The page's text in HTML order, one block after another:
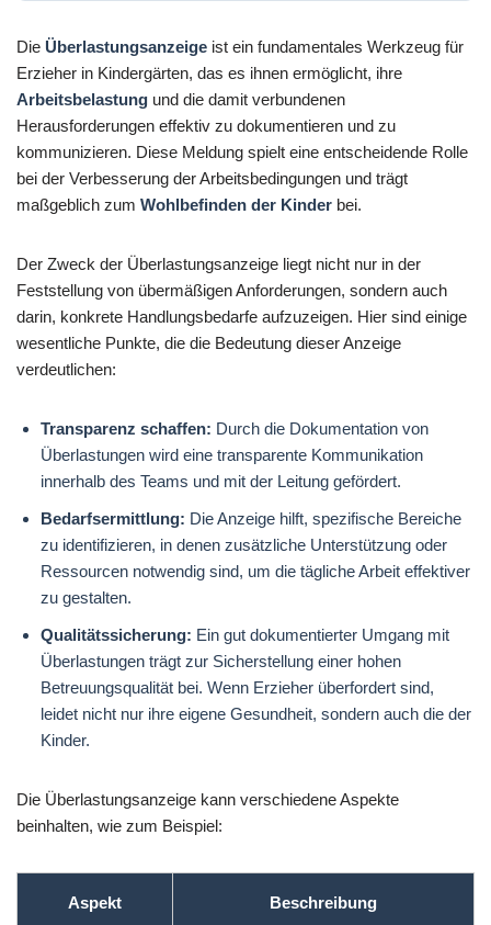
Die Überlastungsanzeige ist ein fundamentales Werkzeug für
Erzieher in Kindergärten, das es ihnen ermöglicht, ihre
Arbeitsbelastung und die damit verbundenen
Herausforderungen effektiv zu dokumentieren und zu
kommunizieren. Diese Meldung spielt eine entscheidende Rolle
bei der Verbesserung der Arbeitsbedingungen und trägt
maßgeblich zum Wohlbefinden der Kinder bei.
Der Zweck der Überlastungsanzeige liegt nicht nur in der
Feststellung von übermäßigen Anforderungen, sondern auch
darin, konkrete Handlungsbedarfe aufzuzeigen. Hier sind einige
wesentliche Punkte, die die Bedeutung dieser Anzeige
verdeutlichen:
Transparenz schaffen: Durch die Dokumentation von
Überlastungen wird eine transparente Kommunikation
innerhalb des Teams und mit der Leitung gefördert.
Bedarfsermittlung: Die Anzeige hilft, spezifische Bereiche
zu identifizieren, in denen zusätzliche Unterstützung oder
Ressourcen notwendig sind, um die tägliche Arbeit effektiver
zu gestalten.
Qualitätssicherung: Ein gut dokumentierter Umgang mit
Überlastungen trägt zur Sicherstellung einer hohen
Betreuungsqualität bei. Wenn Erzieher überfordert sind,
leidet nicht nur ihre eigene Gesundheit, sondern auch die der
Kinder.
Die Überlastungsanzeige kann verschiedene Aspekte
beinhalten, wie zum Beispiel:
Aspekt Beschreibung